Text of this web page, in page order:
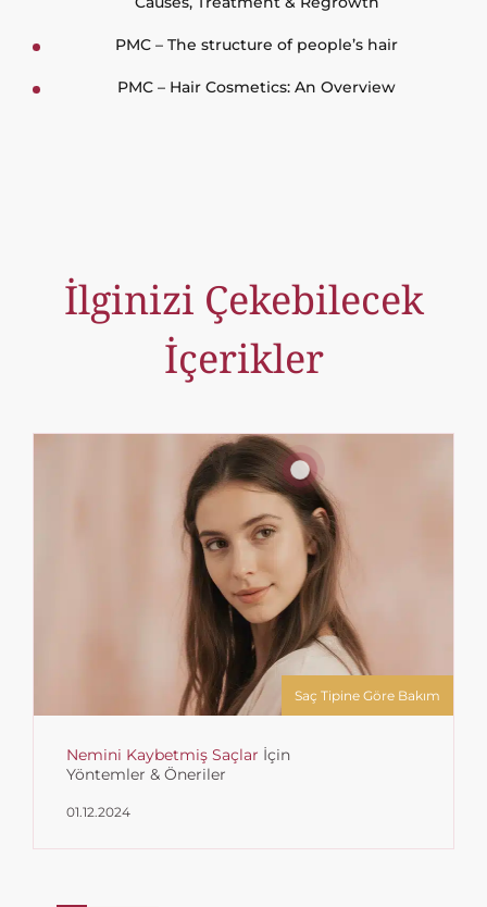
PMC – The structure of people’s hair
PMC – Hair Cosmetics: An Overview
İlginizi Çekebilecek
İçerikler
Saç Tipine Göre Bakım
Nemini Kaybetmiş Saçlar İçin
Yöntemler & Öneriler
01.12.2024